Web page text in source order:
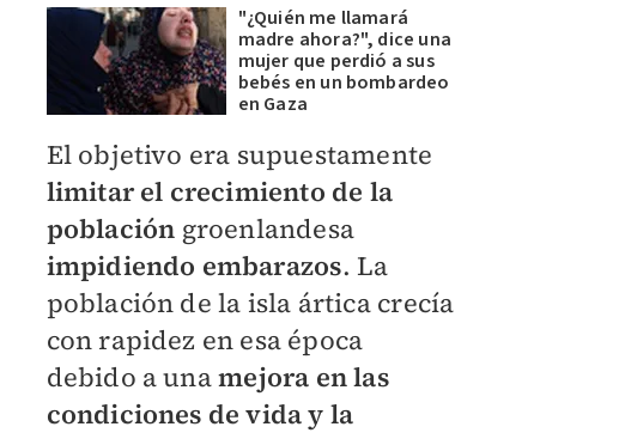
"¿Quién me llamará
madre ahora?", dice una
mujer que perdió a sus
bebés en un bombardeo
en Gaza
El objetivo era supuestamente
limitar el crecimiento de la
población groenlandesa
impidiendo embarazos. La
población de la isla ártica crecía
con rapidez en esa época
debido a unamejora en las
condiciones de vida y la